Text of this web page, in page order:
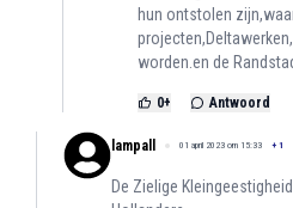
hun ontstolen
worden.en de
0+ Antwoord
lampall 01 april 2023 om 15:33 + 1
De Zielige